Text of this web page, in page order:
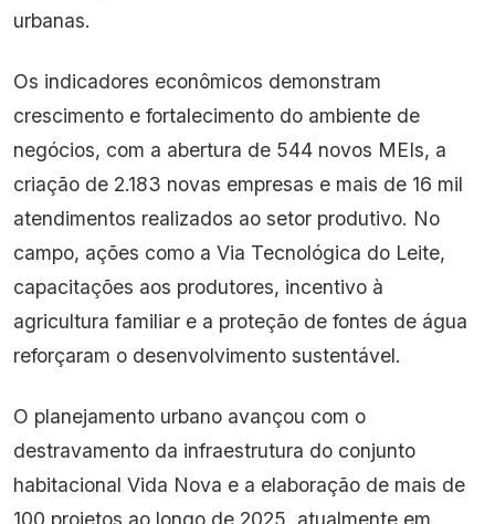
urbanas.
Os indicadores econômicos demonstram
crescimento e fortalecimento do ambiente de
negócios, com a abertura de 544 novos MEIs, a
criação de 2.183 novas empresas e mais de 16 mil
atendimentos realizados ao setor produtivo. No
campo, ações como a Via Tecnológica do Leite,
capacitações aos produtores, incentivo à
agricultura familiar e a proteção de fontes de água
reforçaram o desenvolvimento sustentável.
O planejamento urbano avançou com o
destravamento da infraestrutura do conjunto
habitacional Vida Nova e a elaboração de mais de
100 projetos ao longo de 2025, atualmente em